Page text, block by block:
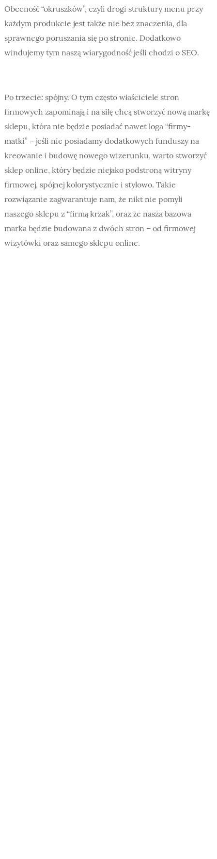
Obecność “okruszków”, czyli drogi struktury menu przy
każdym produkcie jest także nie bez znaczenia, dla
sprawnego poruszania się po stronie. Dodatkowo
windujemy tym naszą wiarygodność jeśli chodzi o SEO.
Po trzecie: spójny. O tym często właściciele stron
firmowych zapominają i na siłę chcą stworzyć nową markę
sklepu, która nie będzie posiadać nawet loga “firmy-
matki” – jeśli nie posiadamy dodatkowych funduszy na
kreowanie i budowę nowego wizerunku, warto stworzyć
sklep online, który będzie niejako podstroną witryny
firmowej, spójnej kolorystycznie i stylowo. Takie
rozwiązanie zagwarantuje nam, że nikt nie pomyli
naszego sklepu z “firmą krzak”, oraz że nasza bazowa
marka będzie budowana z dwóch stron – od firmowej
wizytówki oraz samego sklepu online.